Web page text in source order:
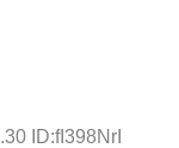
ID:fI398NrI